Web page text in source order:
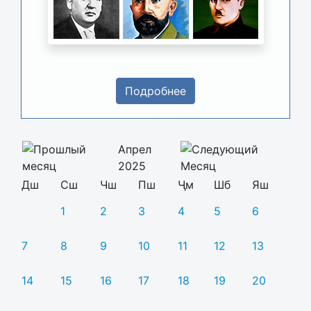
Подробнее
Апрел
2025
Дш
Сш Чш Пш Ҷм Шб
Яш
1
2 3 4 5 6
7 8 9 10 11 12 13
14 15 16 17 18 19 20